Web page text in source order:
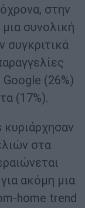
στην
συνολική
συγκριτικά
(26%)
(17%).
στα
ακόμη μια
home trend